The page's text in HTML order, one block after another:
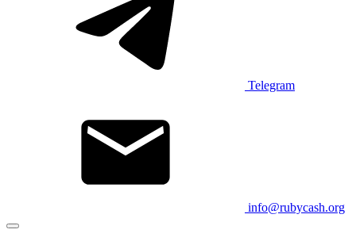
Telegram
info@rubycash.org